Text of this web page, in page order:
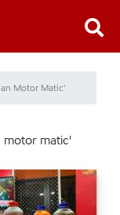
Motor Matic'
motor matic'